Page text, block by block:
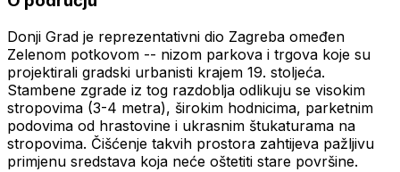
Donji Grad je reprezentativni dio Zagreba omeđen
Zelenom potkovom -- nizom parkova i trgova koje su
projektirali gradski urbanisti krajem 19. stoljeća.
Stambene zgrade iz tog razdoblja odlikuju se visokim
stropovima (3-4 metra), širokim hodnicima, parketnim
podovima od hrastovine i ukrasnim štukaturama na
stropovima. Čišćenje takvih prostora zahtijeva pažljivu
primjenu sredstava koja neće oštetiti stare površine.